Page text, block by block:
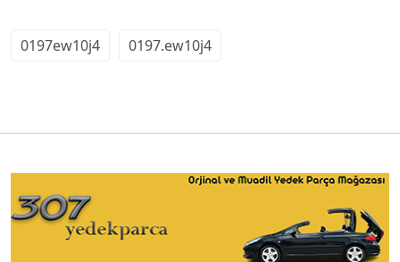
0197ew10j4 0197.ew10j4